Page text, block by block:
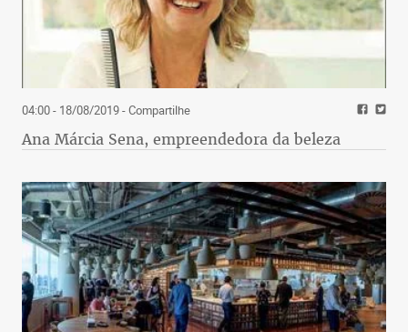
04:00 - 18/08/2019- Compartilhe
Ana Márcia Sena, empreendedora da beleza